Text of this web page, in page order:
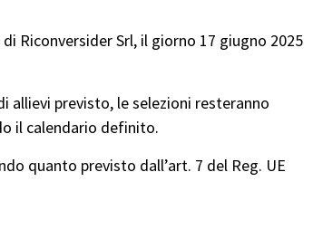
Riconversider Srl, il giorno 17 giugno 2025
allievi previsto, le selezioni resteranno
il calendario definito.
quanto previsto dall’art. 7 del Reg. UE